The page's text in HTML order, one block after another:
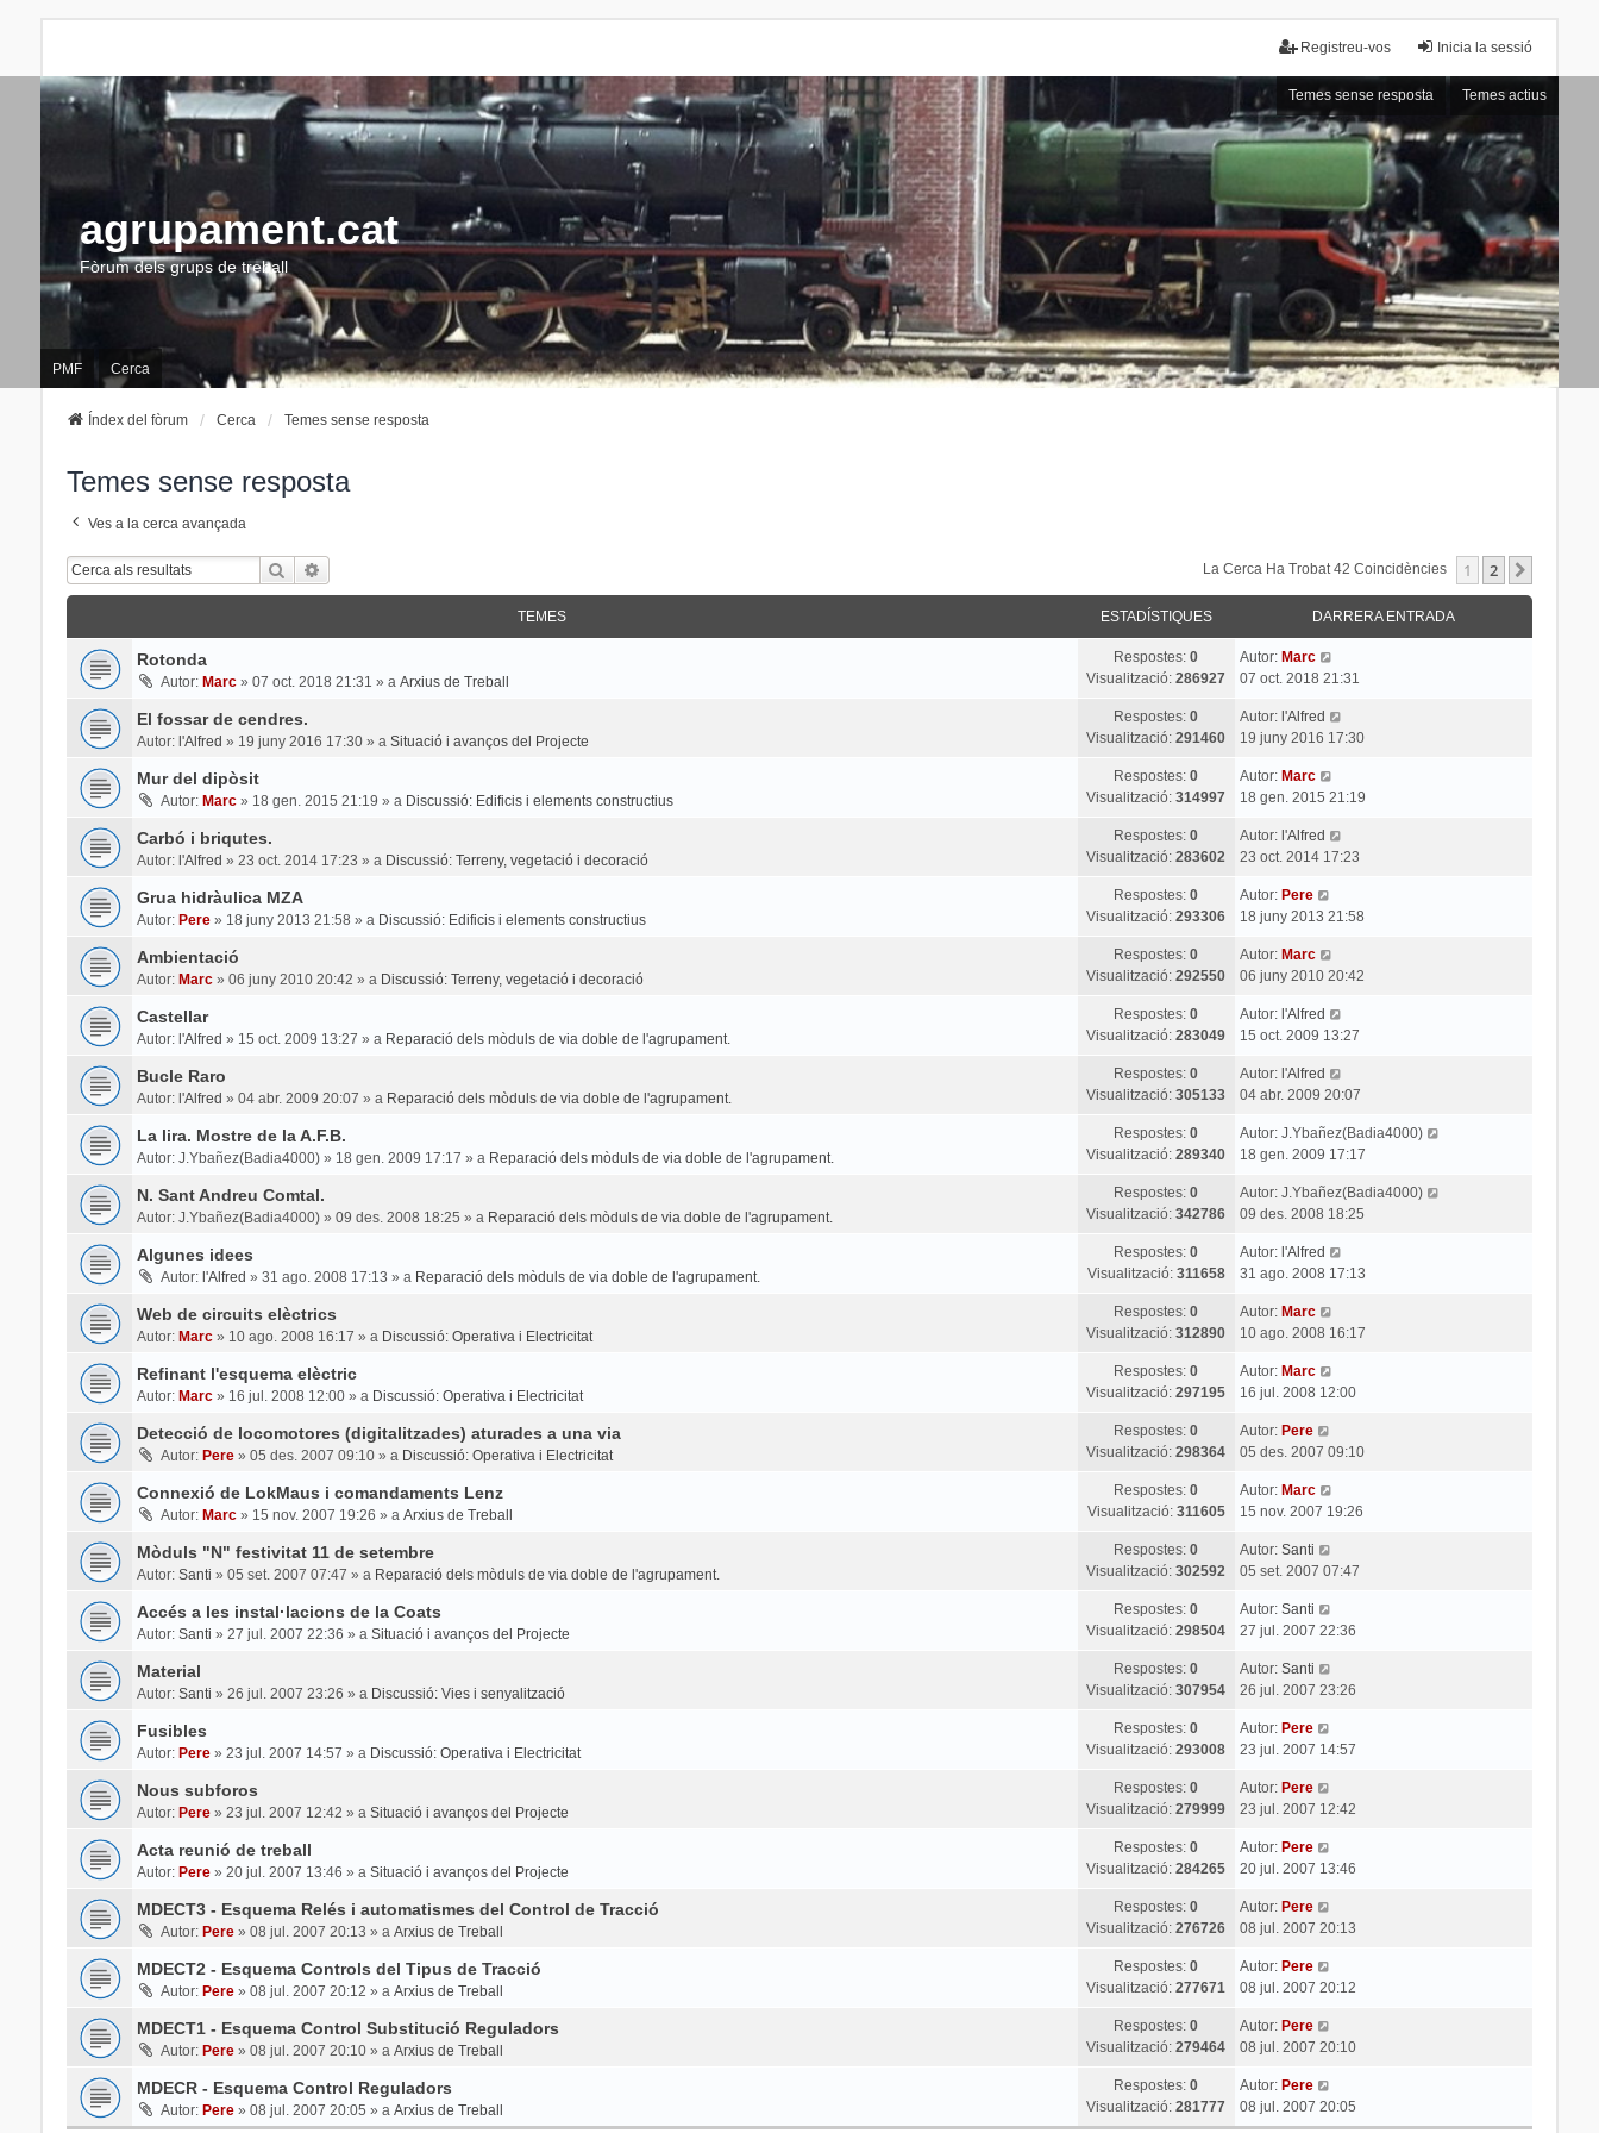
Inicia la sessió
Registreu-vos
Temes sense resposta Temes actius
agrupament.cat
Fòrum dels grups de treball
PMF Cerca
Índex del fòrum Cerca Temes sense resposta
Temes sense resposta
Ves a la cerca avançada
Cerca La Cerca Ha Trobat 42 Coincidències 1 2
TEMES ESTADÍSTIQUES DARRERA ENTRADA
Rotonda
Autor: Marc» 07 oct. 2018 21:31 » a Arxius de Treball
Respostes:0
Visualització:286927
Autor: Marc
07 oct. 2018 21:31
El fossar de cendres.
Autor: l'Alfred » 19 juny 2016 17:30» a Situació i avanços del Projecte
Respostes:0
Visualització:291460
Autor: l'Alfred
19 juny 2016 17:30
Mur del dipòsit
Autor: Marc» 18 gen. 2015 21:19 » a Discussió: Edificis i elements constructius
Respostes:0
Visualització:314997
Autor: Marc
18 gen. 2015 21:19
Carbó i briqutes.
Autor: l'Alfred » 23 oct. 2014 17:23 » a Discussió: Terreny, vegetació i decoració
Respostes:0
Visualització:283602
Autor: l'Alfred
23 oct. 2014 17:23
Grua hidràulica MZA
Autor: Pere» 18 juny 2013 21:58 » a Discussió: Edificis i elements constructius
Respostes:0
Visualització:293306
Autor: Pere
18 juny 2013 21:58
Ambientació
Autor: Marc» 06 juny 2010 20:42 » a Discussió: Terreny, vegetació i decoració
Respostes:0
Visualització:292550
Autor: Marc
06 juny 2010 20:42
Castellar
Autor: l'Alfred » 15 oct. 2009 13:27 » a Reparació dels mòduls de via doble de l'agrupament.
Respostes:0
Visualització:283049
Autor: l'Alfred
15 oct. 2009 13:27
Bucle Raro
Autor: l'Alfred » 04 abr. 2009 20:07 » a Reparació dels mòduls de via doble de l'agrupament.
Respostes:0
Visualització:305133
Autor: l'Alfred
04 abr. 2009 20:07
La lira. Mostre de la A.F.B.
Autor: J.Ybañez(Badia4000)» 18 gen. 2009 17:17 » a Reparació dels mòduls de via doble de l'agrupament.
Respostes:0
Visualització:289340
Autor: J.Ybañez(Badia4000)
18 gen. 2009 17:17
N. Sant Andreu Comtal.
Autor: J.Ybañez(Badia4000)» 09 des. 2008 18:25 » a Reparació dels mòduls de via doble de l'agrupament.
Respostes:0
Visualització:342786
Autor: J.Ybañez(Badia4000)
09 des. 2008 18:25
Algunes idees
Autor: l'Alfred » 31 ago. 2008 17:13 » a Reparació dels mòduls de via doble de l'agrupament.
Respostes:0
Visualització: 311658
Autor: l'Alfred
31 ago. 2008 17:13
Web de circuits elèctrics
Autor: Marc» 10 ago. 2008 16:17 » a Discussió: Operativa i Electricitat
Respostes:0
Visualització:312890
Autor: Marc
10 ago. 2008 16:17
Refinant l'esquema elèctric
Autor: Marc» 16 jul. 2008 12:00» a Discussió: Operativa i Electricitat
Respostes:0
Visualització:297195
Autor: Marc
16 jul. 2008 12:00
Detecció de locomotores (digitalitzades) aturades a una via
Autor: Pere» 05 des. 2007 09:10» a Discussió: Operativa i Electricitat
Respostes:0
Visualització:298364
Autor: Pere
05 des. 2007 09:10
Connexió de LokMaus i comandaments Lenz
Autor: Marc» 15 nov. 2007 19:26 » a Arxius de Treball
Respostes:0
Visualització: 311605
Autor: Marc
15 nov. 2007 19:26
Mòduls "N" festivitat 11 de setembre
Autor: Santi » 05 set. 2007 07:47 » a Reparació dels mòduls de via doble de l'agrupament.
Respostes:0
Visualització:302592
Autor: Santi
05 set. 2007 07:47
Accés a les instal·lacions de la Coats
Autor: Santi » 27 jul. 2007 22:36 » a Situació i avanços del Projecte
Respostes:0
Visualització:298504
Autor: Santi
27 jul. 2007 22:36
Material
Autor: Santi » 26 jul. 2007 23:26 » a Discussió: Vies i senyalització
Respostes:0
Visualització:307954
Autor: Santi
26 jul. 2007 23:26
Fusibles
Autor: Pere» 23 jul. 2007 14:57 » a Discussió: Operativa i Electricitat
Respostes:0
Visualització:293008
Autor: Pere
23 jul. 2007 14:57
Nous subforos
Autor: Pere» 23 jul. 2007 12:42 » a Situació i avanços del Projecte
Respostes:0
Visualització:279999
Autor: Pere
23 jul. 2007 12:42
Acta reunió de treball
Autor: Pere» 20 jul. 2007 13:46 » a Situació i avanços del Projecte
Respostes:0
Visualització:284265
Autor: Pere
20 jul. 2007 13:46
MDECT3 - Esquema Relés i automatismes del Control de Tracció
Autor: Pere» 08 jul. 2007 20:13 » a Arxius de Treball
Respostes:0
Visualització:276726
Autor: Pere
08 jul. 2007 20:13
MDECT2 - Esquema Controls del Tipus de Tracció
Autor: Pere» 08 jul. 2007 20:12 » a Arxius de Treball
Respostes:0
Visualització:277671
Autor: Pere
08 jul. 2007 20:12
MDECT1 - Esquema Control Substitució Reguladors
Autor: Pere» 08 jul. 2007 20:10» a Arxius de Treball
Respostes:0
Visualització:279464
Autor: Pere
08 jul. 2007 20:10
MDECR - Esquema Control Reguladors
Autor: Pere» 08 jul. 2007 20:05 » a Arxius de Treball
Respostes:0
Visualització:281777
Autor: Pere
08 jul. 2007 20:05